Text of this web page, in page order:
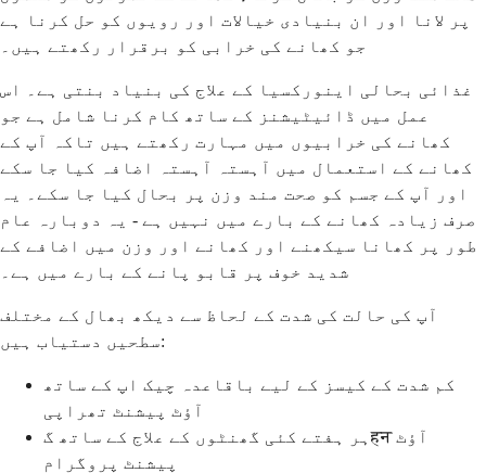
پر لانا اور ان بنیادی خیالات اور رویوں کو حل کرنا ہے
جو کھانے کی خرابی کو برقرار رکھتے ہیں۔
غذائی بحالی اینورکسیا کے علاج کی بنیاد بنتی ہے۔ اس
عمل میں ڈائیٹیشنز کے ساتھ کام کرنا شامل ہے جو
کھانے کی خرابیوں میں مہارت رکھتے ہیں تاکہ آپ کے
کھانے کے استعمال میں آہستہ آہستہ اضافہ کیا جا سکے
اور آپ کے جسم کو صحت مند وزن پر بحال کیا جا سکے۔ یہ
صرف زیادہ کھانے کے بارے میں نہیں ہے - یہ دوبارہ عام
طور پر کھانا سیکھنے اور کھانے اور وزن میں اضافے کے
شدید خوف پر قابو پانے کے بارے میں ہے۔
آپ کی حالت کی شدت کے لحاظ سے دیکھ بھال کے مختلف
سطحیں دستیاب ہیں:
کم شدت کے کیسز کے لیے باقاعدہ چیک اپ کے ساتھ
آؤٹ پیشنٹ تھراپی
ہر ہفتے کئی گھنٹوں کے علاج کے ساتھ گहन آؤٹ
پیشنٹ پروگرام